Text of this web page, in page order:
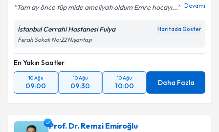
Metni'ni okudum ve kişisel verilerimin belirtilen
kapsamda işlenmesini kabul ediyorum.
Takvim Talebini Gönder
Tam ay önce tüp mide ameliyatı oldum Emre hocayı... Devamı
İstanbul Cerrahi Hastanesi Fulya Haritada Göster
Ferah Sokak No:22 Nişantaşı
En Yakın Saatler
10 Ağu
09:00
10 Ağu
09:30
10 Ağu
10:00 Daha Fazla
Prof. Dr. Remzi Emiroğlu